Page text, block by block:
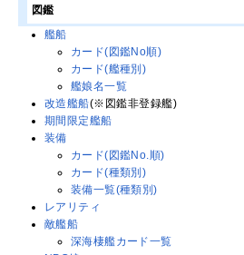
図鑑
艦船
カード(図鑑No順)
カード(艦種別)
艦娘名一覧
改造艦船(※図鑑非登録艦)
期間限定艦船
装備
カード(図鑑No.順)
カード(種類別)
装備一覧(種類別)
レアリティ
敵艦船
深海棲艦カード一覧